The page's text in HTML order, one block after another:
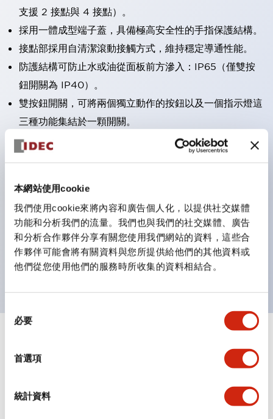
本網站使用cookie
我們使用cookie來將內容和廣告個人化，以提供社交媒體
功能和分析我們的流量。我們也與我們的社交媒體、廣告
和分析合作夥伴分享有關您使用我們網站的資料，這些合
作夥伴可能會將有關資料與您所提供給他們的其他資料或
他們從您使用他們的服務時所收集的資料相結合。
必要
首選項
統計資料
支援 2 接點與 4 接點）。
採用一體成型端子蓋，具備極高安全性的手指保護結構。
接點部採用自清潔滾動接觸方式，維持穩定導通性能。
防護結構可防止水或油從面板前方滲入：IP65（僅雙按
鈕開關為 IP40）。
雙按鈕開關，可將兩個獨立動作的按鈕以及一個指示燈這
三種功能集結於一顆開關。
完整支援全球各地需求的多種電壓規格。
顏色。
支援色彩通用設計（CUD）：可清楚辨識正方平頭形指
示燈的亮燈/熄燈狀態，以及點燈時的顏色識別。
符合 ISO 3864-4 安全色規範：在危險或緊急狀況下，
顏色表現更明確鮮明，便於更多人識別。
電氣規範（額定照明部分）